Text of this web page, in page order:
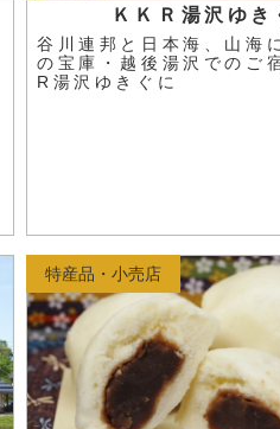
ＫＫＲ湯沢ゆき
谷川連邦と日本海、山海
の宝庫・越後湯沢でのご
R湯沢ゆきぐに
特産品・小売店